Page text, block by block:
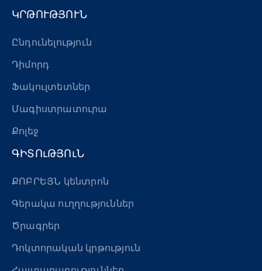
ԿՐԹՈՒԹՅՈՒՆ
Ընդունելություն
Դիմորդ
Ֆակուլտետներ
Մագիստրատուրա
Քոլեջ
ԳԻՏՈւԹՅՈւՆ
ՔՈԲՐԵՅՆ կենտրոն
Գերակա ուղղություններ
Ծրագրեր
Դոկտորական կրթություն